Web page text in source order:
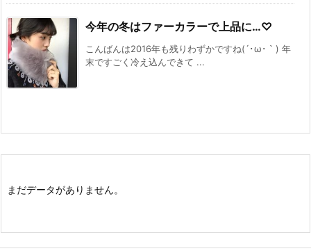
今年の冬はファーカラーで上品に…♡
こんばんは2016年も残りわずかですね(´･ω･｀) 年
末ですごく冷え込んできて ...
まだデータがありません。